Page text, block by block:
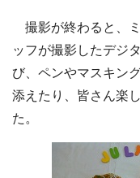
撮影が終わると、
ッフが撮影したデジ
び、ペンやマスキン
添えたり、皆さん楽
た。